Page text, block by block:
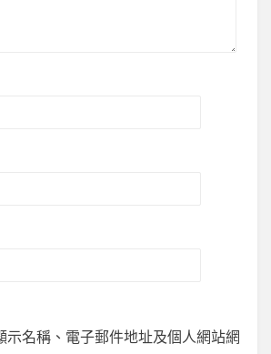
示名稱、電子郵件地址及個人網站網